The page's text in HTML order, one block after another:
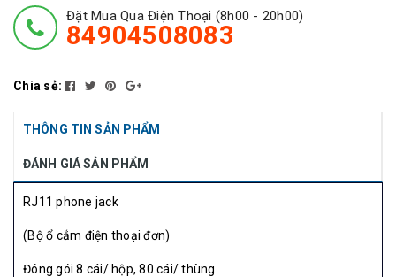
Đặt Mua Qua Điện Thoại (8h00 - 20h00)
84904508083
Chia sẻ:
THÔNG TIN SẢN PHẨM
ĐÁNH GIÁ SẢN PHẨM
RJ11 phone jack
(Bộ ổ cắm điện thoại đơn)
Đóng gói 8 cái/ hộp, 80 cái/ thùng